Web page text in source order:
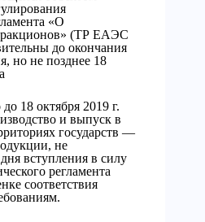
«О
(ТР ЕАЭС
до окончания
но не позднее 18
18 октября 2019 г.
и выпуск в
государств —
не
вступления в силу
регламента
соответствия